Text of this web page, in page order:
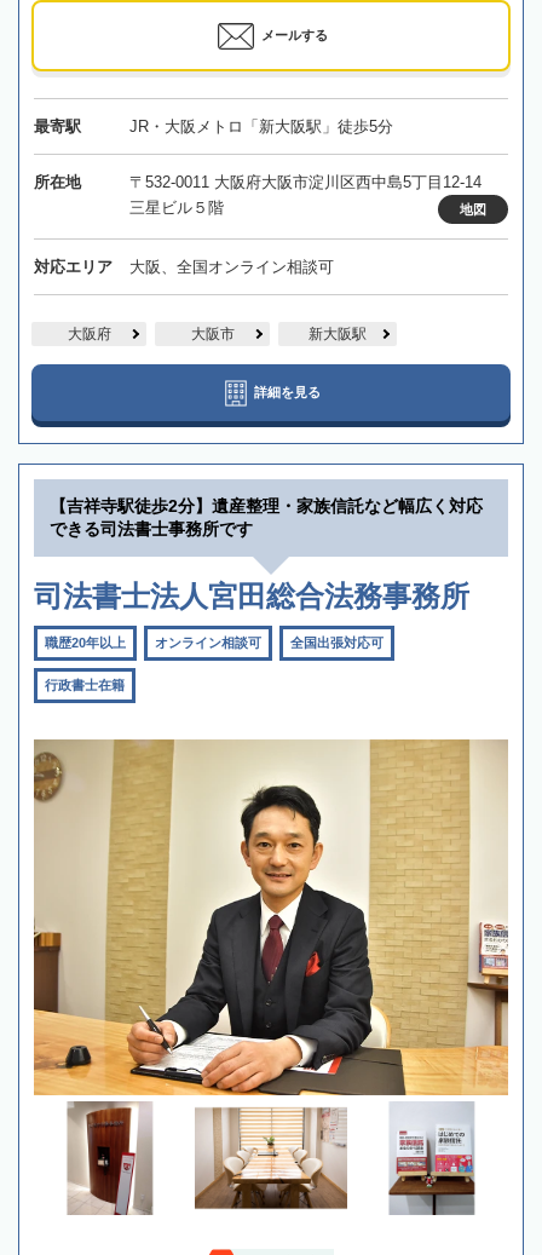
メールする
最寄駅 JR・大阪メトロ「新大阪駅」徒歩5分
所在地
〒532-0011 大阪府大阪市淀川区西中島5丁目12-14
三星ビル５階
地図
対応エリア 大阪、全国オンライン相談可
大阪府 大阪市 新大阪駅
詳細を見る
【吉祥寺駅徒歩2分】遺産整理・家族信託など幅広く対応
できる司法書士事務所です
司法書士法人宮田総合法務事務所
職歴20年以上 オンライン相談可 全国出張対応可
行政書士在籍